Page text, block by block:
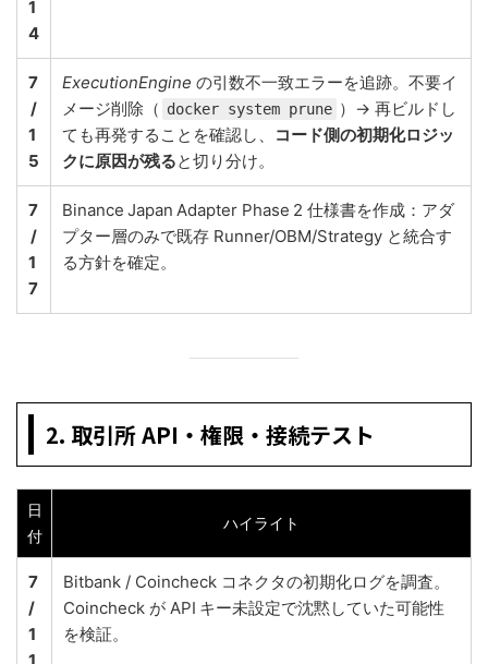
1
4
7
/
1
5
ExecutionEngine の引数不一致エラーを追跡。不要イ
メージ削除（ docker system prune ）→ 再ビルドし
ても再発することを確認し、
コード側の初期化ロジッ
クに原因が残ると切り分け。
7
/
1
7
Binance Japan Adapter Phase 2 仕様書を作成：アダ
プター層のみで既存 Runner/OBM/Strategy と統合す
る方針を確定。
2. 取引所 API・権限・接続テスト
日
付
ハイライト
7
/
1
Bitbank / Coincheck コネクタの初期化ログを調査。
Coincheck が API キー未設定で沈黙していた可能性
を検証。